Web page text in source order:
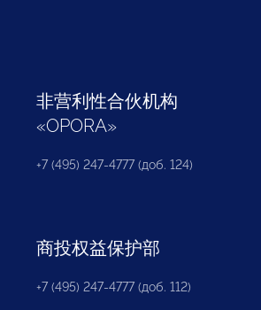
非营利性合伙机构
«OPORA»
+7 (495) 247-4777 (доб. 124)
商投权益保护部
+7 (495) 247-4777 (доб. 112)